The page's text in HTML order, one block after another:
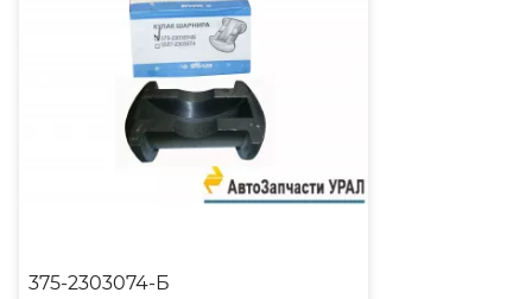
375-2303074-Б